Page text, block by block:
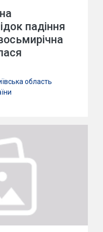
падіння
область